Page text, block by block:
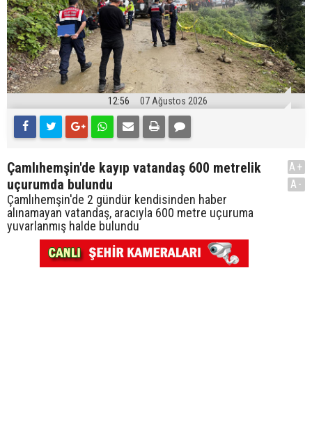
12:56 07 Ağustos 2026
Çamlıhemşin'de kayıp vatandaş 600 metrelik
uçurumda bulundu
Çamlıhemşin'de 2 gündür kendisinden haber
alınamayan vatandaş, aracıyla 600 metre uçuruma
yuvarlanmış halde bulundu
A+
A-